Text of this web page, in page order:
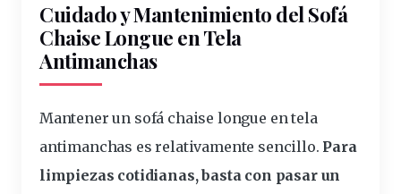
Cuidado y Mantenimiento del Sofá
Chaise Longue en Tela
Antimanchas
Mantener un sofá chaise longue en tela
antimanchas es relativamente sencillo. Para
limpiezas cotidianas, basta con pasar un